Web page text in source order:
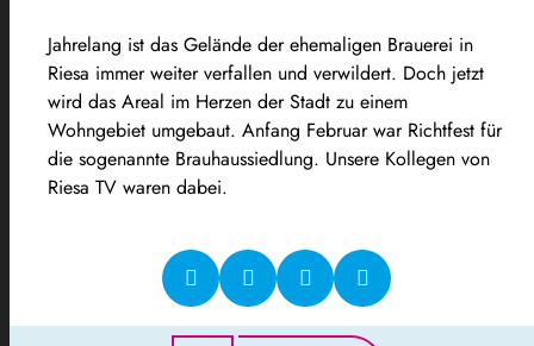
Jahrelang ist das Gelände der ehemaligen Brauerei in
Riesa immer weiter verfallen und verwildert. Doch jetzt
wird das Areal im Herzen der Stadt zu einem
Wohngebiet umgebaut. Anfang Februar war Richtfest für
die sogenannte Brauhaussiedlung. Unsere Kollegen von
Riesa TV waren dabei.